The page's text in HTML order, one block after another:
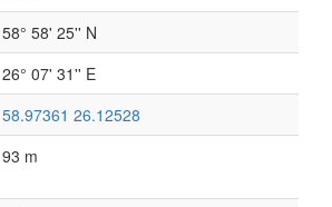
58° 58' 25'' N
26° 07' 31'' E
58.97361 26.12528
93 m